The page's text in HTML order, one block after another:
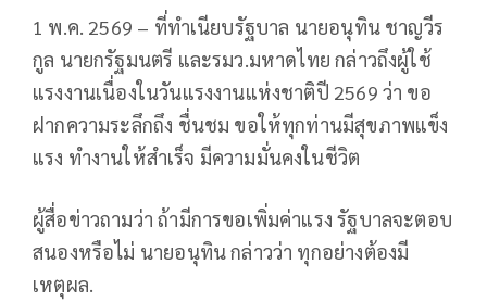
1 พ.ค. 2569 – ที่ทำเนียบรัฐบาล นายอนุทิน ชาญวีร
กูล นายกรัฐมนตรี และรมว.มหาดไทย กล่าวถึงผู้ใช้
แรงงานเนื่องในวันแรงงานแห่งชาติปี 2569 ว่า ขอ
ฝากความระลึกถึง ชื่นชม ขอให้ทุกท่านมีสุขภาพแข็ง
แรง ทำงานให้สำเร็จ มีความมั่นคงในชีวิต
ผู้สื่อข่าวถามว่า ถ้ามีการขอเพิ่มค่าแรง รัฐบาลจะตอบ
สนองหรือไม่ นายอนุทิน กล่าวว่า ทุกอย่างต้องมี
เหตุผล.